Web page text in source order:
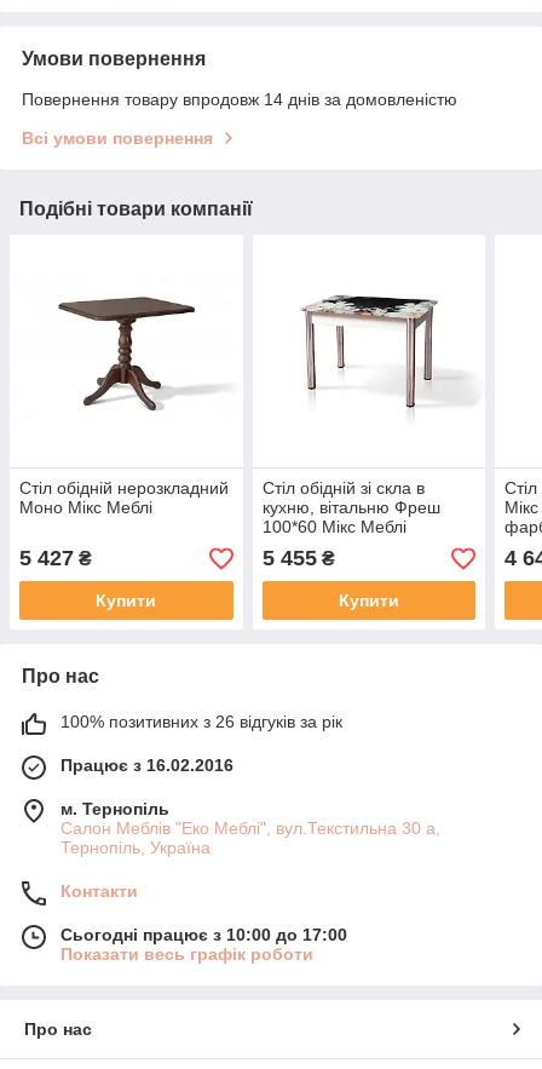
Умови повернення
Повернення товару впродовж 14 днів за домовленістю
Всі умови повернення
Подібні товари компанії
Стіл обідній нерозкладний
Моно Мікс Меблі
5 427 ₴
Купити
Стіл обідній зі скла в
кухню, вітальню Фреш
100*60 Мікс Меблі
Ромашки
5 455₴
Купити
4
Про нас
100% позитивних з 26 відгуків за рік
Працює з 16.02.2016
м. Тернопіль
Салон Меблів "Еко Меблі", вул.Текстильна 30 а,
Тернопіль, Україна
Контакти
Сьогодні працює з 10:00 до 17:00
Показати весь графік роботи
Про нас